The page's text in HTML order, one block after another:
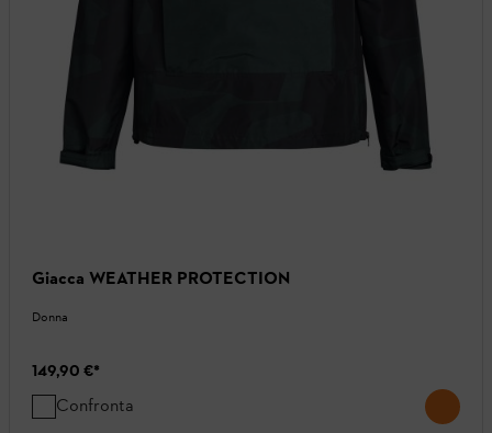
Giacca WEATHER PROTECTION
Donna
149,90 €*
Confronta